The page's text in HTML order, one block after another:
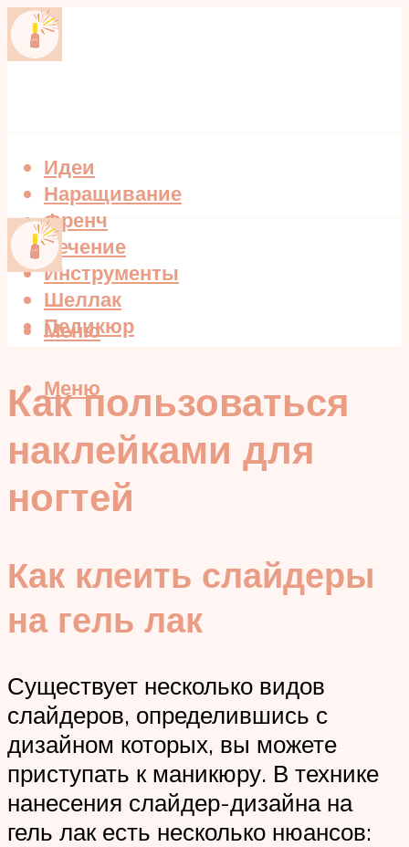
Идеи
Наращивание
Френч
Лечение
Инструменты
Шеллак
Педикюр
Меню
Меню
Как пользоваться
наклейками для
ногтей
Как клеить слайдеры
на гель лак
Существует несколько видов
слайдеров, определившись с
дизайном которых, вы можете
приступать к маникюру. В технике
нанесения слайдер-дизайна на
гель лак есть несколько нюансов: